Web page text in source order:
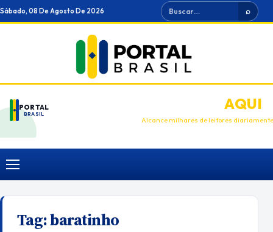
Ir
para
Sábado, 08 De Agosto De 2026 Buscar ⌕
PORTAL
BRASIL
ANUNCIEAQUI
Alcance milhares de leitores diariamente
Menu
Tag:baratinho